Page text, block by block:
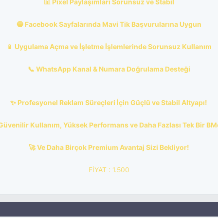
📊 Pixel Paylaşımları Sorunsuz ve Stabil
🔵 Facebook Sayfalarında Mavi Tik Başvurularına Uygun
📱 Uygulama Açma ve İşletme İşlemlerinde Sorunsuz Kullanım
📞 WhatsApp Kanal & Numara Doğrulama Desteği
✨ Profesyonel Reklam Süreçleri İçin Güçlü ve Stabil Altyapı!
Kullanım, Yüksek Performans ve Daha Fazlası Tek Bir
🚀 Ve Daha Birçok Premium Avantaj Sizi Bekliyor!
FİYAT : 1.500